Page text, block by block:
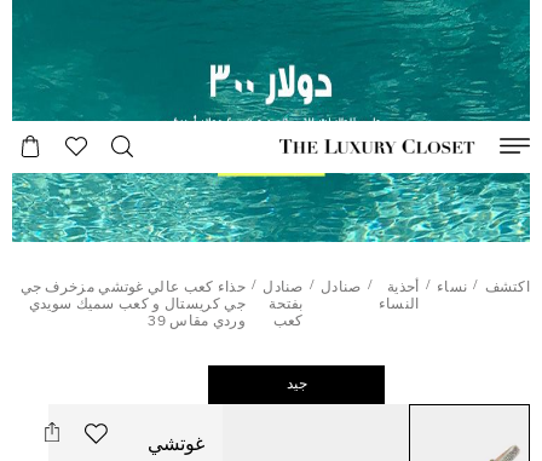
اكتشف / نساء /
أحذية
النساء
/ صنادل / صنادل
بفتحة
كعب
/ حذاء كعب عالي غوتشي مزخرف جي
جي كريستال و كعب سميك سويدي
وردي مقاس 39
جيد
غوتشي